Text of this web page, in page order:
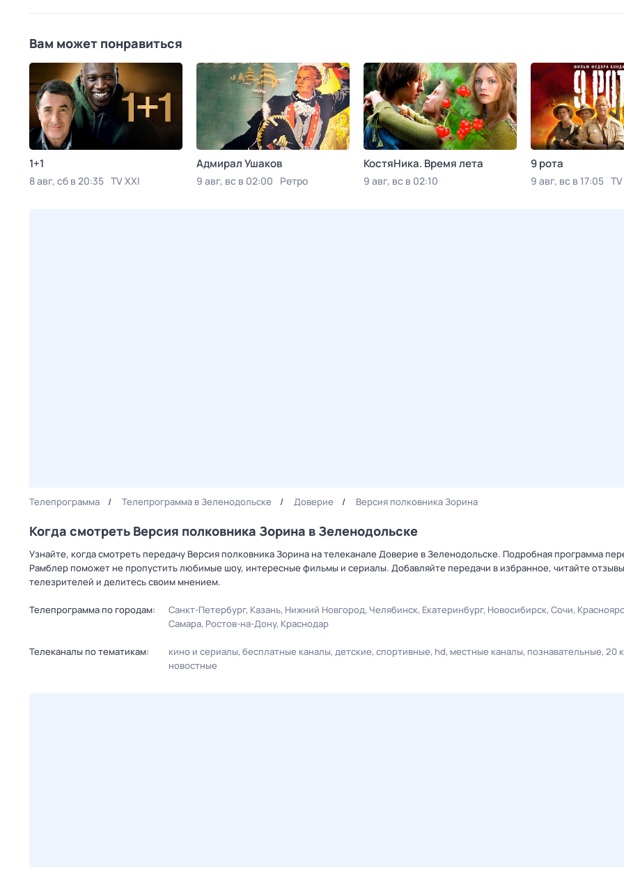
Вам может понравиться
1+1
8 авг, сб в 20:35 TV XXI
Адмирал Ушаков
9 авг, вс в 02:00 Ретро
КостяНика. Время лета
9 авг, вс в 02:10
9 рота
9 авг, вс в 17:05
Телепрограмма Телепрограмма в Зеленодольске Доверие Версия полковника Зорина
Когда смотреть Версия полковника Зорина в Зеленодольске
Узнайте, когда смотреть передачу Версия полковника Зорина на телеканале Доверие в Зеленодольске. Подробная программа
Рамблер поможет не пропустить любимые шоу, интересные фильмы и сериалы. Добавляйте передачи в избранное, читайте отзывы
телезрителей и делитесь своим мнением.
Телепрограмма по городам: Санкт-Петербург Казань Нижний Новгород Челябинск Екатеринбург Новосибирск Сочи
Самара Ростов-на-Дону Краснодар
Телеканалы по тематикам: кино и сериалы бесплатные каналы детские спортивные hd местные каналы познавательные 20
новостные